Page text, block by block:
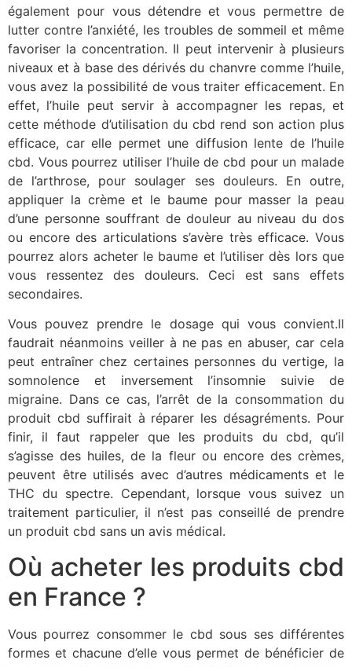
également pour vous détendre et vous permettre de
lutter contre l’anxiété, les troubles de sommeil et même
favoriser la concentration. Il peut intervenir à plusieurs
niveaux et à base des dérivés du chanvre comme l’huile,
vous avez la possibilité de vous traiter efficacement. En
effet, l’huile peut servir à accompagner les repas, et
cette méthode d’utilisation du cbd rend son action plus
efficace, car elle permet une diffusion lente de l’huile
cbd. Vous pourrez utiliser l’huile de cbd pour un malade
de l’arthrose, pour soulager ses douleurs. En outre,
appliquer la crème et le baume pour masser la peau
d’une personne souffrant de douleur au niveau du dos
ou encore des articulations s’avère très efficace. Vous
pourrez alors acheter le baume et l’utiliser dès lors que
vous ressentez des douleurs. Ceci est sans effets
secondaires.
Vous pouvez prendre le dosage qui vous convient.Il
faudrait néanmoins veiller à ne pas en abuser, car cela
peut entraîner chez certaines personnes du vertige, la
somnolence et inversement l’insomnie suivie de
migraine. Dans ce cas, l’arrêt de la consommation du
produit cbd suffirait à réparer les désagréments. Pour
finir, il faut rappeler que les produits du cbd, qu’il
s’agisse des huiles, de la fleur ou encore des crèmes,
peuvent être utilisés avec d’autres médicaments et le
THC du spectre. Cependant, lorsque vous suivez un
traitement particulier, il n’est pas conseillé de prendre
un produit cbd sans un avis médical.
Où acheter les produits cbd
en France ?
Vous pourrez consommer le cbd sous ses différentes
formes et chacune d’elle vous permet de bénéficier de